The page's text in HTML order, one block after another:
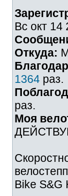
Вс окт 14
Откуда:
1364 раз.
раз.
Моя
Bike S&G